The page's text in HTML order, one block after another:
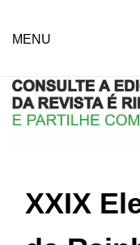
É
MENU
XXIX